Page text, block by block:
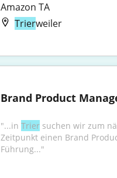
Amazon TA
Trierweiler
Brand Product
"...in Trier suchen wir zum
Zeitpunkt einen Brand
Führung..."